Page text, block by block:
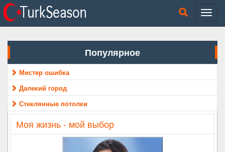
Популярное
Мистер ошибка
Далекий город
Стеклянные потолки
Моя жизнь - мой выбор